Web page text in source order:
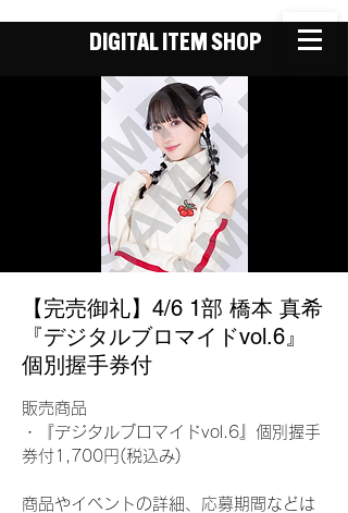
DIGITAL ITEM SHOP
【完売御礼】4/6 1部 橋本 真希
『デジタルブロマイドvol.6』
個別握手券付
販売商品
・『デジタルブロマイドvol.6』個別握手
券付1,700円(税込み)
商品やイベントの詳細、応募期間などは